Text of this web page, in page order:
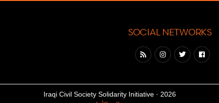
SOCIAL NETWORKS
2026 ·
Iraqi Civil Society Solidarity Initiative